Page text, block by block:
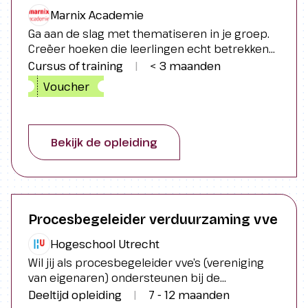
Marnix Academie
Ga aan de slag met thematiseren in je groep.
Creëer hoeken die leerlingen echt betrekken
maken en uitdagen met een beredeneerd
aanbod, waarbij je de ontwikkelingsgebieden
en reken- en taalvaardigheden stimuleert.
Cursus of training |
< 3 maanden
Voucher
Bekijk de opleiding
Procesbegeleider verduurzaming vve
Hogeschool Utrecht
Wil jij als procesbegeleider vve’s (vereniging
van eigenaren) ondersteunen bij de
uitdagingen van de energietransitie en
Deeltijd opleiding | 7 - 12 maanden